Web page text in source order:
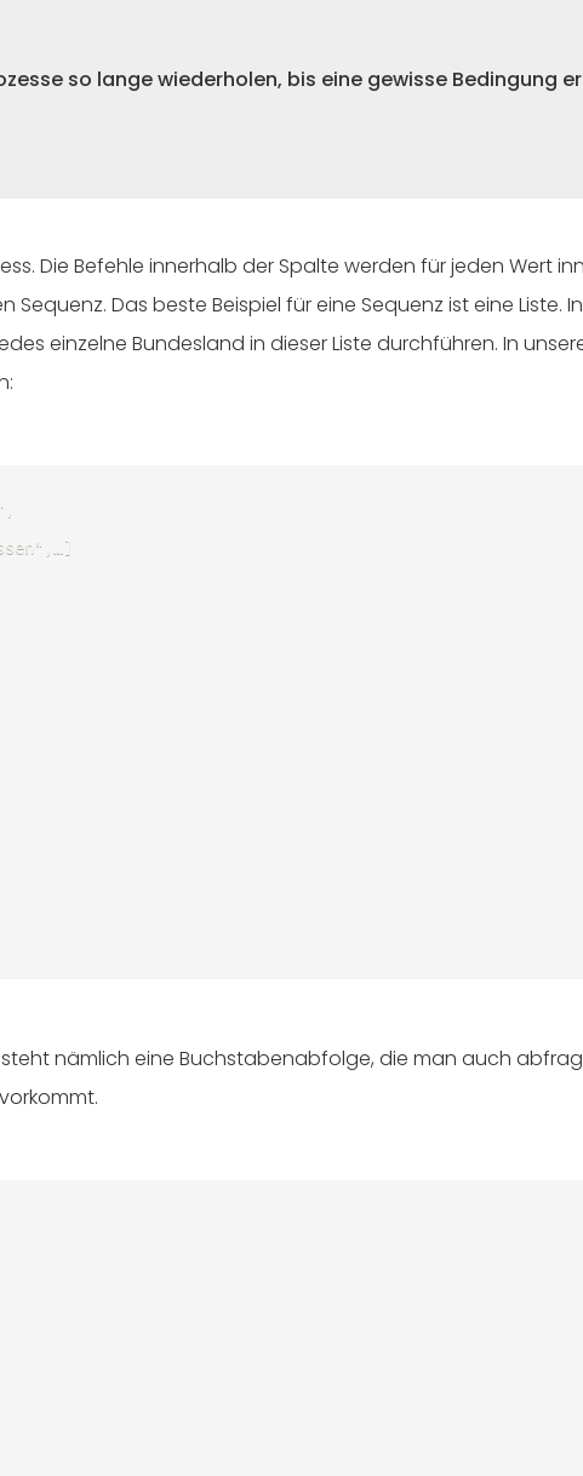
so lange wiederholen, bis eine gewisse Bedingung
Die Befehle innerhalb der Spalte werden für jeden Wert
Das beste Beispiel für eine Sequenz ist eine Liste.
einzelne Bundesland in dieser Liste durchführen. In
nämlich eine Buchstabenabfolge, die man auch